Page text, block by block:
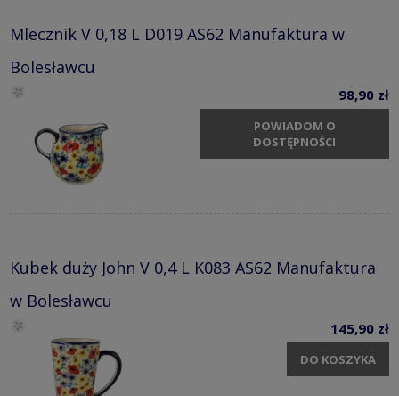
Mlecznik V 0,18 L D019 AS62 Manufaktura w
Bolesławcu
98,90 zł
POWIADOM O
DOSTĘPNOŚCI
Kubek duży John V 0,4 L K083 AS62 Manufaktura
w Bolesławcu
145,90 zł
DO KOSZYKA